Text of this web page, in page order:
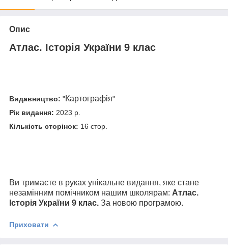
Опис
Атлас. Історія України 9 клас
Видавництво: "Картографія"
Рік видання: 2023 р.
Кількість сторінок: 16 стор.
Ви тримаєте в руках унікальне видання, яке стане
незамінним помічником нашим школярам: Атлас.
Історія України 9 клас. За новою програмою.
Приховати